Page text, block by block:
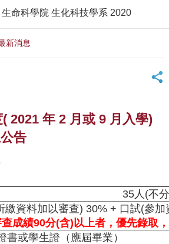
命科學院 生化科技學系 2020
新消息
2021 年 2 月或 9 月入學)
告
35人(不
繳資料加以審查) 30% + 口試(參
成績90分(含)以上者，優先錄取
書或學生證（應屆畢業）